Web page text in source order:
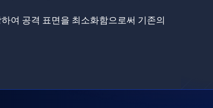
여 공격 표면을 최소화함으로써 기존의